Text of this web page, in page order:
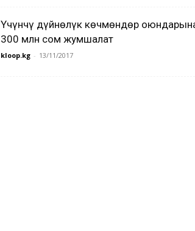
Үчүнчү дүйнөлүк көчмөндөр
300 млн сом жумшалат
kloop.kg - 13/11/2017